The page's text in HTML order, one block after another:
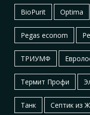
BioPurit Optima
Pegas econom
ТРИУМФ
Термит Профи
Танк Септик из